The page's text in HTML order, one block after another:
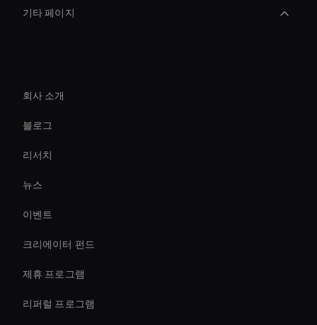
기타 페이지
Augmented Reality Avatar
3d Holographic Avatar
AI 비디오 챗봇 솔루션
conversational ai avatar
Streaming Ai Avatar For Youtube
Hr Ai Avatar
회사 소개
블로그
리서치
뉴스
이벤트
크리에이터 펀드
제휴 프로그램
리퍼럴 프로그램